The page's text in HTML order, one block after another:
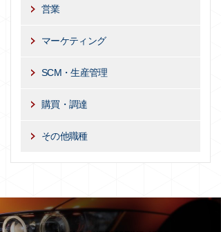
営業
マーケティング
SCM・生産管理
購買・調達
その他職種